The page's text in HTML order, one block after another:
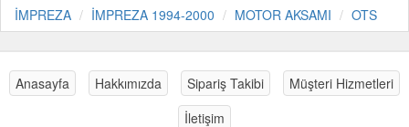
İMPREZA İMPREZA 1994-2000 MOTOR AKSAMI OTS
Anasayfa Hakkımızda Sipariş Takibi
Müşteri Hizmetleri
İletişim